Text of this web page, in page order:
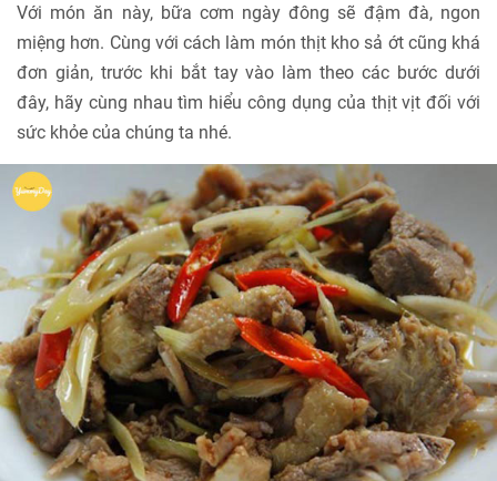
Với món ăn này, bữa cơm ngày đông sẽ đậm đà, ngon
miệng hơn. Cùng với cách làm món thịt kho sả ớt cũng khá
đơn giản, trước khi bắt tay vào làm theo các bước dưới
đây, hãy cùng nhau tìm hiểu công dụng của thịt vịt đối với
sức khỏe của chúng ta nhé.